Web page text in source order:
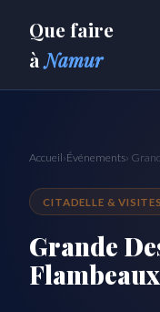
Que faire
àNamur
Accueil›Événements›
CITADELLE &
Grande